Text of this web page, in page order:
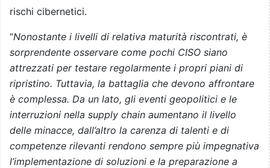
rischi cibernetici.
“Nonostante i livelli di relativa maturità riscontrati, è
sorprendente osservare come pochi CISO siano
attrezzati per testare regolarmente i propri piani di
ripristino. Tuttavia, la battaglia che devono affrontare
è complessa. Da un lato, gli eventi geopolitici e le
interruzioni nella supply chain aumentano il livello
delle minacce, dall’altro la carenza di talenti e di
competenze rilevanti rendono sempre più impegnativa
l’implementazione di soluzioni e la preparazione a